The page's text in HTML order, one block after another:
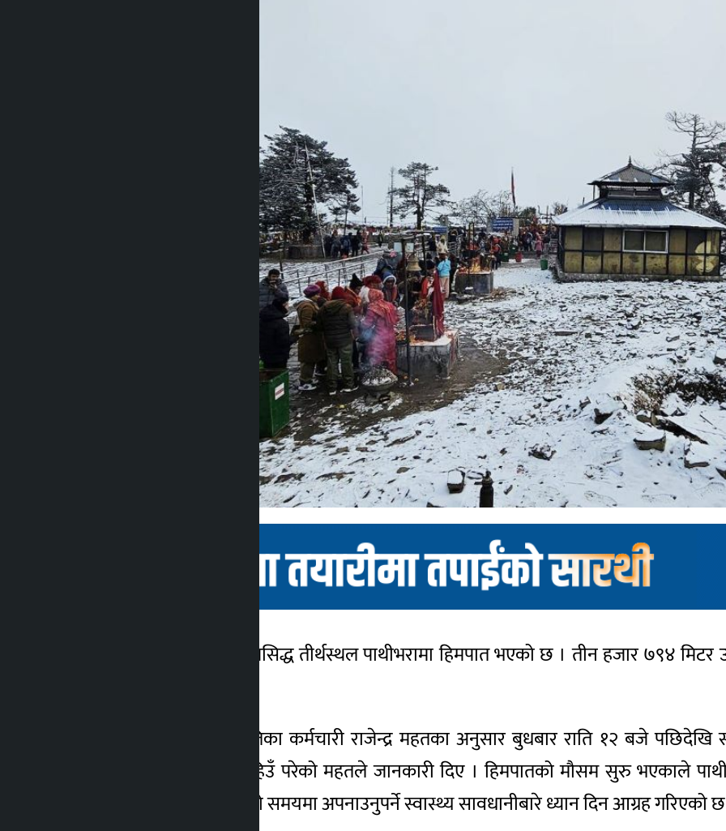
काठमाडौँ । ताप्लेजुङस्थित प्रसिद्ध तीर्थस्थल पाथीभरामा हिमपात भएको छ । तीन हजार ७९४
पाथीभरा क्षेत्र विकास समितिका कर्मचारी राजेन्द्र महतका अनुसार बुधबार राति १२ बजे
परिसरभन्दा केही तलसम्म हिउँ परेको महतले जानकारी दिए । हिमपातको मौसम सुरु भएकाले
समेत दृष्टिगत गर्न अर्थात् चिसो समयमा अपनाउनुपर्ने स्वास्थ्य सावधानीबारे ध्यान दिन आग्रह गरिएको